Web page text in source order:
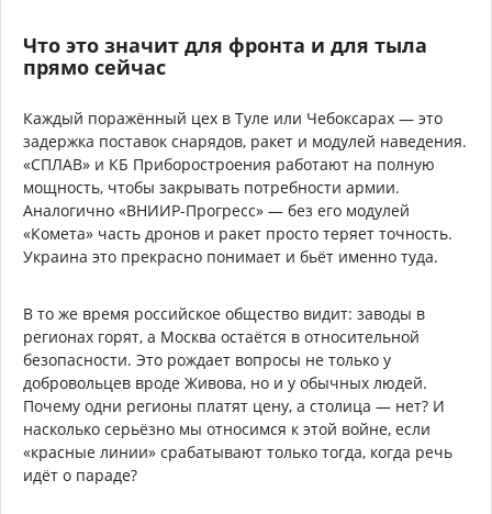
Что это значит для фронта и для тыла
прямо сейчас
Каждый поражённый цех в Туле или Чебоксарах — это
задержка поставок снарядов, ракет и модулей наведения.
«СПЛАВ» и КБ Приборостроения работают на полную
мощность, чтобы закрывать потребности армии.
Аналогично «ВНИИР-Прогресс» — без его модулей
«Комета» часть дронов и ракет просто теряет точность.
Украина это прекрасно понимает и бьёт именно туда.
В то же время российское общество видит: заводы в
регионах горят, а Москва остаётся в относительной
безопасности. Это рождает вопросы не только у
добровольцев вроде Живова, но и у обычных людей.
Почему одни регионы платят цену, а столица — нет? И
насколько серьёзно мы относимся к этой войне, если
«красные линии» срабатывают только тогда, когда речь
идёт о параде?